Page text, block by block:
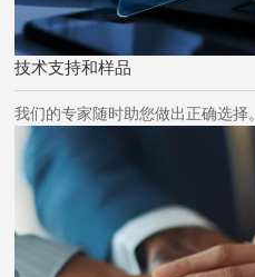
技术支持和样品
我们的专家随时助您做出正确选择。